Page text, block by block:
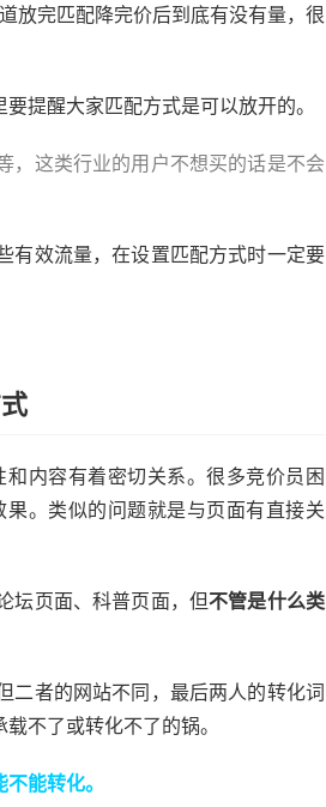
放完匹配降完价后到底有没有量，很
提醒大家匹配方式是可以放开的。
，这类行业的用户不想买的话是不会
有效流量，在设置匹配方式时一定要
内容有着密切关系。很多竞价员困
。类似的问题就是与页面有直接关
坛页面、科普页面，但不管是什么类
二者的网站不同，最后两人的转化词
不了或转化不了的锅。
能转化。